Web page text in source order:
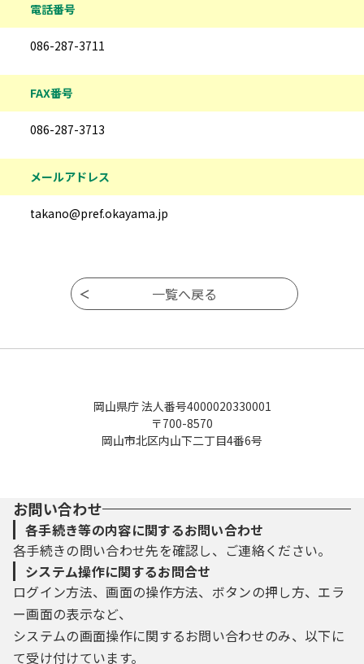
電話番号
086-287-3711
FAX番号
086-287-3713
メールアドレス
takano@pref.okayama.jp
岡山県庁 法人番号4000020330001
〒700-8570
岡山市北区内山下二丁目4番6号
お問い合わせ
各手続き等の内容に関するお問い合わせ
各手続きの問い合わせ先を確認し、ご連絡ください。
システム操作に関するお問合せ
ログイン方法、画面の操作方法、ボタンの押し方、エラ
ー画面の表示など、
システムの画面操作に関するお問い合わせのみ、以下に
て受け付けています。